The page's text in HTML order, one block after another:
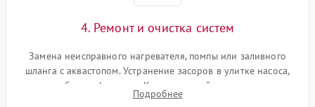
4. Ремонт и очистка систем
Замена неисправного нагревателя, помпы или заливного
шланга с аквастопом. Устранение засоров в улитке насоса,
патрубках и фильтрах. Компонентный ремонт платы
управления, восстановление поврежденной проводки.
Подробнее